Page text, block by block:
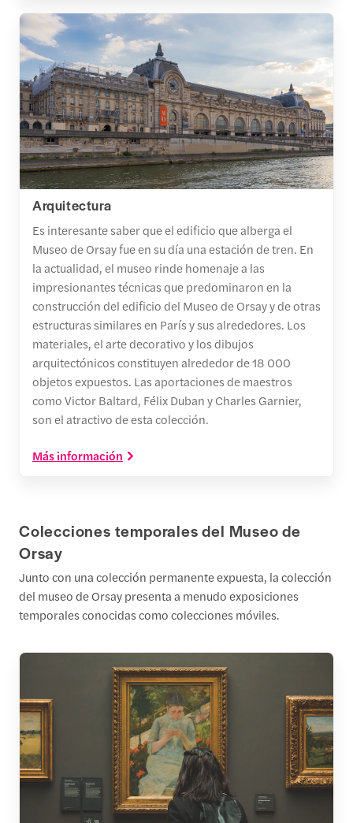
Arquitectura
Es interesante saber que el edificio que alberga el
Museo de Orsay fue en su día una estación de tren. En
la actualidad, el museo rinde homenaje a las
impresionantes técnicas que predominaron en la
construcción del edificio del Museo de Orsay y de otras
estructuras similares en París y sus alrededores. Los
materiales, el arte decorativo y los dibujos
arquitectónicos constituyen alrededor de 18 000
objetos expuestos. Las aportaciones de maestros
como Victor Baltard, Félix Duban y Charles Garnier,
son el atractivo de esta colección.
Más información
Colecciones temporales del Museo de
Orsay
Junto con una colección permanente expuesta, la colección
del museo de Orsay presenta a menudo exposiciones
temporales conocidas como colecciones móviles.